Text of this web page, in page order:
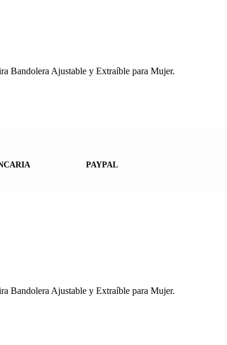
Bandolera Ajustable y Extraíble para Mujer.
PAYPAL
Bandolera Ajustable y Extraíble para Mujer.